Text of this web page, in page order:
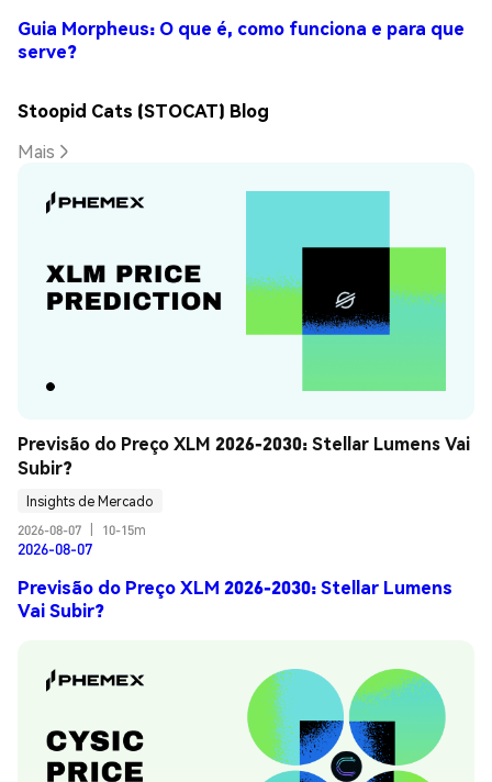
Guia Morpheus: O que é, como funciona e para que
serve?
Stoopid Cats (STOCAT) Blog
Mais
Previsão do Preço XLM 2026-2030: Stellar Lumens Vai
Subir?
Insights de Mercado
2026-08-07
10-15m
2026-08-07
Previsão do Preço XLM 2026-2030: Stellar Lumens
Vai Subir?